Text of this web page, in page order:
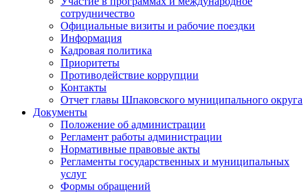
сотрудничество
Официальные визиты и рабочие поездки
Информация
Кадровая политика
Приоритеты
Противодействие коррупции
Контакты
Отчет главы Шпаковского муниципального округа
Документы
Положение об администрации
Регламент работы администрации
Нормативные правовые акты
Регламенты государственных и муниципальных
услуг
Формы обращений